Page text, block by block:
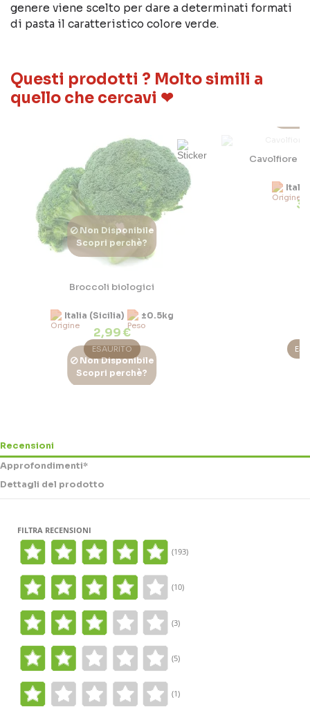
genere viene scelto per dare a determinati formati
di pasta il caratteristico colore verde.
Questi prodotti ? Molto simili a
quello che cercavi ❤
Non Disponibile
Scopri perchè?
Broccoli biologici
Italia (Sicilia) ±0.5kg
2,99 €
ESAURITO
Cavolfiore
Italia
Non Disponibile
Scopri perchè?
1,49 €
Recensioni
Approfondimenti*
Dettagli del prodotto
FILTRA RECENSIONI
(193)
(10)
(3)
(5)
(1)